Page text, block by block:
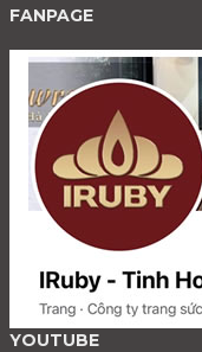
FANPAGE
YOUTUBE